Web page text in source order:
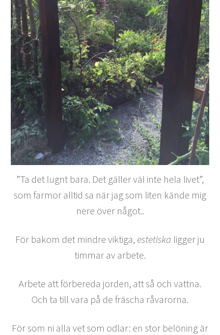
”Ta det lugnt bara. Det gäller väl inte hela livet”,
som farmor alltid sa när jag som liten kände mig
nere över något..
För bakom det mindre viktiga, estetiska ligger ju
timmar av arbete.
Arbete att förbereda jorden, att så och vattna.
Och ta till vara på de fräscha råvarorna.
För som ni alla vet som odlar: en stor belöning är